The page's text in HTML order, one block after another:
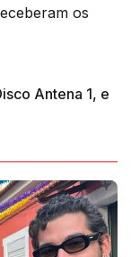
os
Antena 1, e